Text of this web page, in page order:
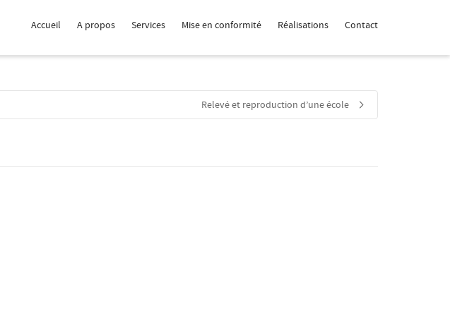
Accueil A propos Services Mise en conformité Réalisations Contact
Relevé et reproduction d’une école